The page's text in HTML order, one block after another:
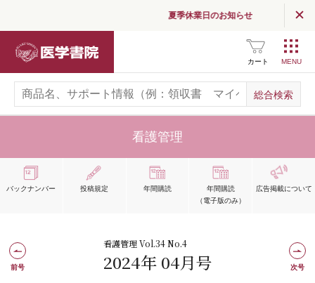
夏季休業日のお知らせ
カート
看護管理
バックナンバー 投稿規定 年間購読
年間購読
（電子版のみ）
広告掲載について
看護管理 Vol.34 No.4
2024年 04月号
前号 次号